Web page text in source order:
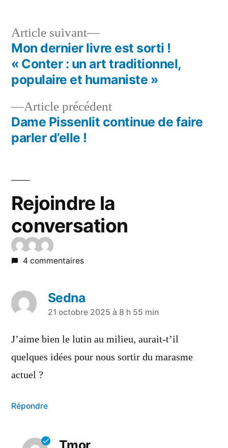
Article précédent
Dame Pissenlit continue de faire
parler d’elle !
Article suivant
Mon dernier livre est sorti !
« Conter : un art traditionnel,
populaire et humaniste »
Rejoindre la
conversation
4 commentaires
Sedna
21 octobre 2025 à 8 h 55 min
J’aime bien le lutin au milieu, aurait-t’il
quelques idées pour nous sortir du marasme
actuel ?
Répondre